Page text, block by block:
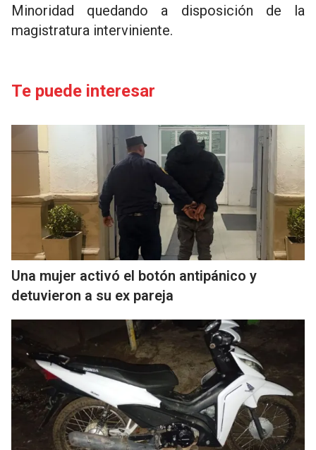
Minoridad quedando a disposición de la
magistratura interviniente.
Te puede interesar
Una mujer activó el botón antipánico y
detuvieron a su ex pareja